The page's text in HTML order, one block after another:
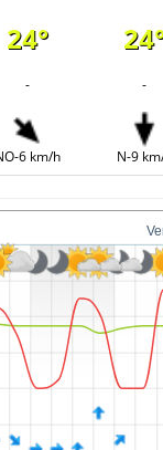
24°
- -
6 km/h N-9